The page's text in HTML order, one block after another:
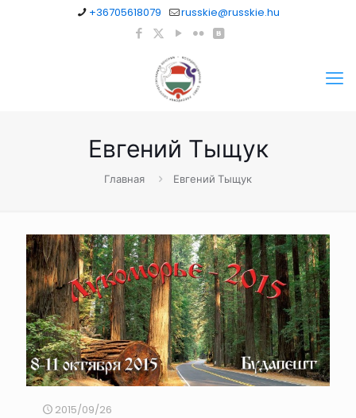
+36705618079 russkie@russkie.hu
Евгений Тыщук
Главная Евгений Тыщук
2015/09/26